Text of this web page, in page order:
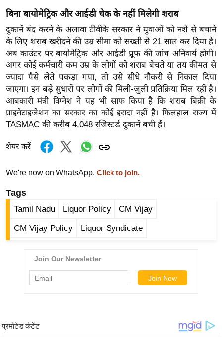
क्षा
B
r
e
a
k
i
n
g
e
s
ला
इ
स्टा
ब्यू
टी
बिना बायोमेट्रिक और आईडी चेक के नहीं मिलेगी शराब
दुकानें बंद करने के अलावा टीवीके सरकार ने युवाओं को नशे से बचाने
के लिए शराब खरीदने की उम्र सीमा को सख्ती से 21 साल कर दिया है।
अब काउंटर पर बायोमेट्रिक और आईडी प्रूफ की जांच अनिवार्य होगी।
अगर कोई कर्मचारी कम उम्र के लोगों को शराब बेचते या तय कीमत से
ज्यादा पैसे लेते पकड़ा गया, तो उसे सीधे नौकरी से निकाल दिया
जाएगा। इन बड़े सुधारों पर लोगों की मिली-जुली प्रतिक्रिया मिल रही है।
आबकारी मंत्री विग्नेश ने यह भी साफ किया है कि शराब बिक्री के
प्राइवेटाइजेशन का सरकार का कोई इरादा नहीं है। फिलहाल राज्य में
TASMAC की करीब 4,048 रजिस्टर्ड दुकानें बची हैं।
शेयर करें
We're now on WhatsApp. Click to join.
Tags
Tamil Nadu Liquor Policy CM Vijay
CM Vijay Policy Liquor Syndicate